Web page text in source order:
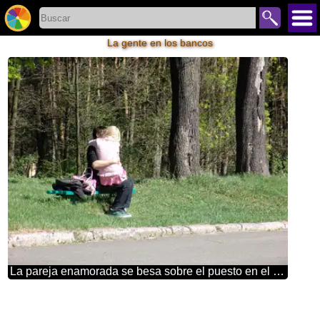
La gente en los bancos
La pareja enamorada se besa sobre el puesto en el parque en primavera